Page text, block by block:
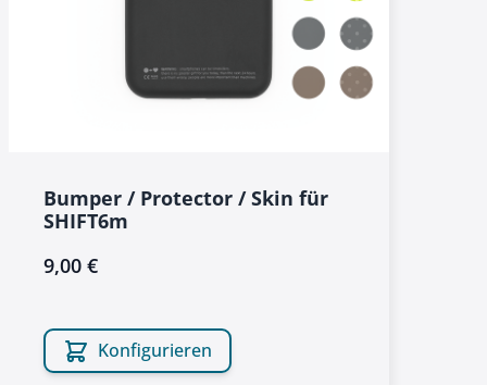
Bumper / Protector / Skin für
SHIFT6m
9,00 €
Konfigurieren